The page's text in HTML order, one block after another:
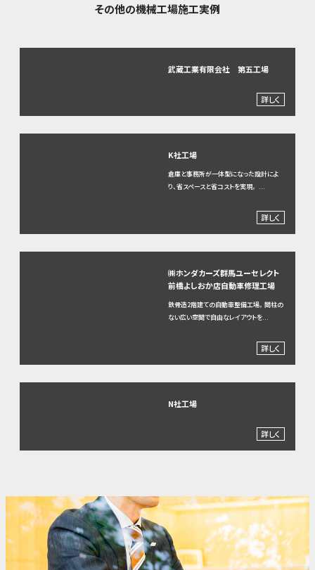
その他の機械工場施工実例
武蔵工業有限会社 第五工場
詳しく
K社工場
倉庫と事務所が一体型になった設計によ
り、省スペースと省コストを実現。 ...
詳しく
㈱ホンダカーズ群馬ユーセレクト
前橋よしおか店自動車修理工場
鉄骨造2階建ての自動車整備工場。間柱の
ない広い空間で自由なレイアウトを...
詳しく
N社工場
詳しく